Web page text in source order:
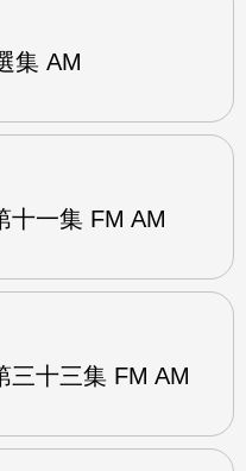
集 AM
十一集 FM AM
三十三集 FM AM